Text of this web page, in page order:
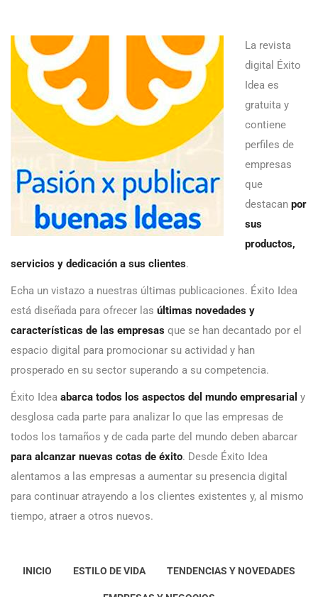
La revista
digital Éxito
Idea es
gratuita y
contiene
perfiles de
empresas
que
destacan por
sus
productos,
servicios y dedicación a sus clientes.
Echa un vistazo a nuestras últimas publicaciones. Éxito Idea
está diseñada para ofrecer las últimas novedades y
características de las empresas que se han decantado por el
espacio digital para promocionar su actividad y han
prosperado en su sector superando a su competencia.
Éxito Idea abarca todos los aspectos del mundo empresarial y
desglosa cada parte para analizar lo que las empresas de
todos los tamaños y de cada parte del mundo deben abarcar
para alcanzar nuevas cotas de éxito. Desde Éxito Idea
alentamos a las empresas a aumentar su presencia digital
para continuar atrayendo a los clientes existentes y, al mismo
tiempo, atraer a otros nuevos.
INICIO ESTILO DE VIDA TENDENCIAS Y NOVEDADES